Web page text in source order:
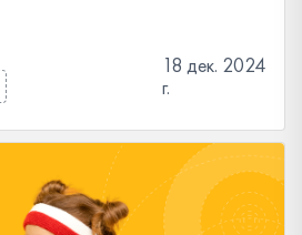
18 дек. 2024
г.